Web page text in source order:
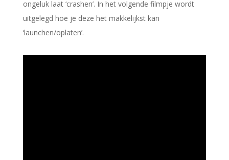
ongeluk laat ‘crashen’. In het volgende filmpje wordt
uitgelegd hoe je deze het makkelijkst kan
‘launchen/oplaten’.